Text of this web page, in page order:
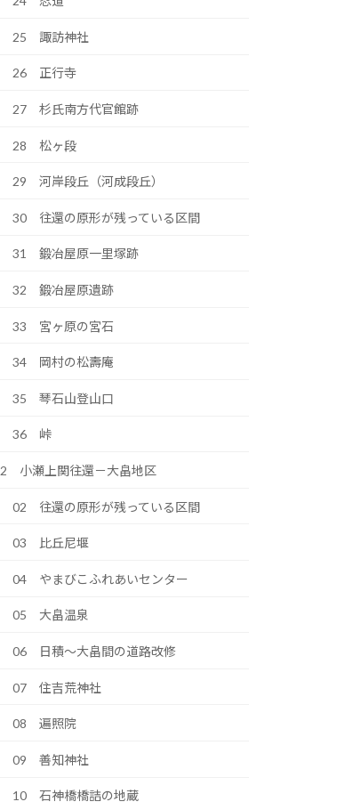
25 諏訪神社
26 正行寺
27 杉氏南方代官館跡
28 松ヶ段
29 河岸段丘（河成段丘）
30 往還の原形が残っている区間
31 鍛冶屋原一里塚跡
32 鍛冶屋原遺跡
33 宮ヶ原の宮石
34 岡村の松壽庵
35 琴石山登山口
36 峠
2 小瀬上関往還－大畠地区
02 往還の原形が残っている区間
03 比丘尼堰
04 やまびこふれあいセンター
05 大畠温泉
06 日積～大畠間の道路改修
07 住吉荒神社
08 遍照院
09 善知神社
10 石神橋橋詰の地蔵